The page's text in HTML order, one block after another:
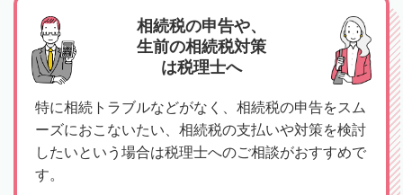
相続税の申告や、
生前の相続税対策
は税理士へ
特に相続トラブルなどがなく、相続税の申告をスム
ーズにおこないたい、相続税の支払いや対策を検討
したいという場合は税理士へのご相談がおすすめで
す。